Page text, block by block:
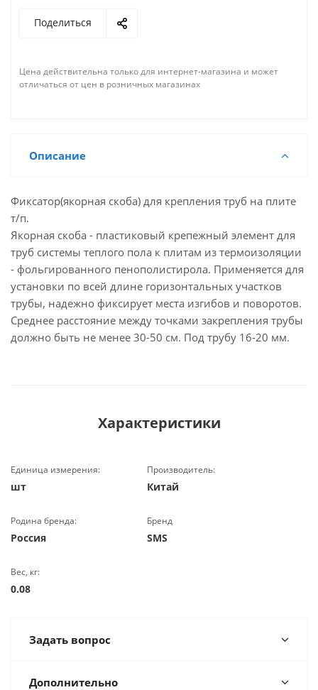
Поделиться
Цена действительна только для интернет-магазина и может
отличаться от цен в розничных магазинах
Описание
Фиксатор(якорная скоба) для крепления труб на плите
т/п.
Якорная скоба - пластиковый крепежный элемент для
труб системы теплого пола к плитам из термоизоляции
- фольгированного пенополистирола. Применяется для
установки по всей длине горизонтальных участков
трубы, надежно фиксирует места изгибов и поворотов.
Среднее расстояние между точками закрепления трубы
должно быть не менее 30-50 см. Под трубу 16-20 мм.
Характеристики
Единица измерения:
шт
Производитель:
Китай
Родина бренда:
Россия
Бренд
SMS
Вес, кг:
0.08
Задать вопрос
Дополнительно